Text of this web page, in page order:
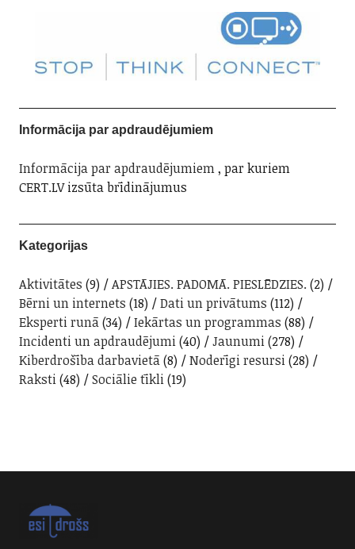
Informācija par apdraudējumiem
Informācija par apdraudējumiem, par kuriem
CERT.LV izsūta brīdinājumus
Kategorijas
Aktivitātes (9) APSTĀJIES. PADOMĀ. PIESLĒDZIES. (2)
Bērni un internets (18) Dati un privātums (112)
Eksperti runā(34) Iekārtas un programmas (88)
Incidenti un apdraudējumi(40) Jaunumi(278)
Kiberdrošība darbavietā(8) Noderīgi resursi(28)
Raksti(48) Sociālie tīkli(19)